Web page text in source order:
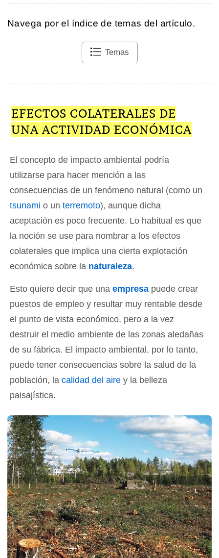
Navega por el índice de temas del artículo.
Temas
EFECTOS COLATERALES DE
UNA ACTIVIDAD ECONÓMICA
El concepto de impacto ambiental podría
utilizarse para hacer mención a las
consecuencias de un fenómeno natural (como un
tsunami o un terremoto), aunque dicha
aceptación es poco frecuente. Lo habitual es que
la noción se use para nombrar a los efectos
colaterales que implica una cierta explotación
económica sobre la naturaleza.
Esto quiere decir que una empresa puede crear
puestos de empleo y resultar muy rentable desde
el punto de vista económico, pero a la vez
destruir el medio ambiente de las zonas aledañas
de su fábrica. El impacto ambiental, por lo tanto,
puede tener consecuencias sobre la salud de la
población, la calidad del aire y la belleza
paisajística.